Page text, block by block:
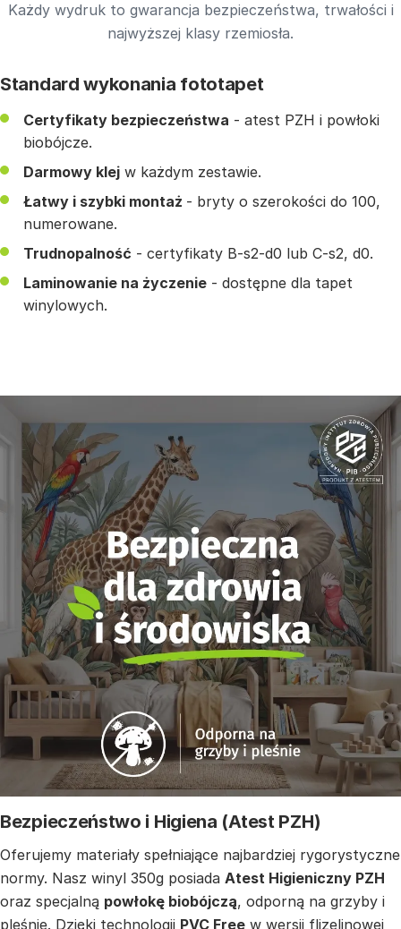
Każdy wydruk to gwarancja bezpieczeństwa, trwałości i
najwyższej klasy rzemiosła.
Standard wykonania fototapet
Certyfikaty bezpieczeństwa - atest PZH i powłoki
biobójcze.
Darmowy klej w każdym zestawie.
Łatwy i szybki montaż - bryty o szerokości do 100,
numerowane.
Trudnopalność - certyfikaty B-s2-d0 lub C-s2, d0.
Laminowanie na życzenie - dostępne dla tapet
winylowych.
Bezpieczeństwo i Higiena (Atest PZH)
Oferujemy materiały spełniające najbardziej rygorystyczne
normy. Nasz winyl 350g posiada Atest Higieniczny PZH
oraz specjalną powłokę biobójczą, odporną na grzyby i
pleśnie. Dzięki technologii PVC Free w wersji flizelinowej